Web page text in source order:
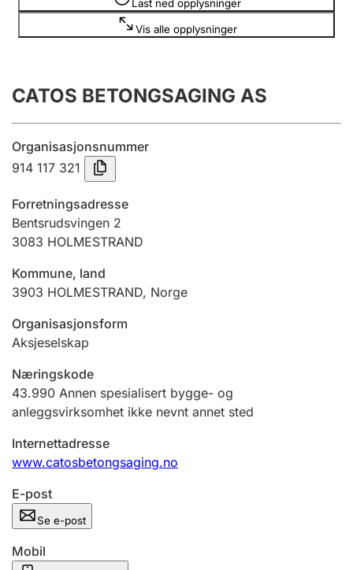
Årsregnskap
Innsending og forsinkelsesgebyr
Tinglysing
Jeger
Ektepaktveileder
Offentlig sektor
Andre tema
Last ned opplysninger
Vis alle opplysninger
CATOS BETONGSAGING AS
Organisasjonsnummer
914 117 321
Forretningsadresse
Bentsrudsvingen 2
3083 HOLMESTRAND
Kommune, land
3903 HOLMESTRAND, Norge
Organisasjonsform
Aksjeselskap
Næringskode
43.990 Annen spesialisert bygge- og
anleggsvirksomhet ikke nevnt annet sted
Internettadresse
www.catosbetongsaging.no
E-post
Se e-post
Mobil